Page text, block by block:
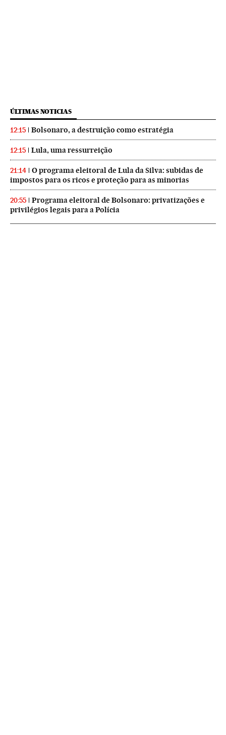
ÚLTIMAS NOTICIAS
12:15 Bolsonaro, a destruição como estratégia
12:15 Lula, uma ressurreição
21:14
O programa eleitoral de Lula da Silva: subidas de
impostos para os ricos e proteção para as minorias
20:55
Programa eleitoral de Bolsonaro: privatizações e
privilégios legais para a Polícia